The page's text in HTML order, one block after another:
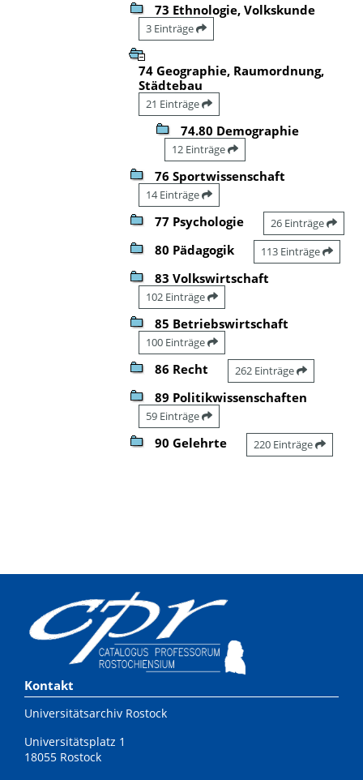
73 Ethnologie, Volkskunde
3 Einträge
74 Geographie, Raumordnung,
Städtebau
21 Einträge
74.80 Demographie
12 Einträge
76 Sportwissenschaft
14 Einträge
77 Psychologie 26 Einträge
80 Pädagogik 113 Einträge
83 Volkswirtschaft
102 Einträge
85 Betriebswirtschaft
100 Einträge
86 Recht 262 Einträge
89 Politikwissenschaften
59 Einträge
90 Gelehrte 220 Einträge
Kontakt
Universitätsarchiv Rostock
Universitätsplatz 1
18055 Rostock